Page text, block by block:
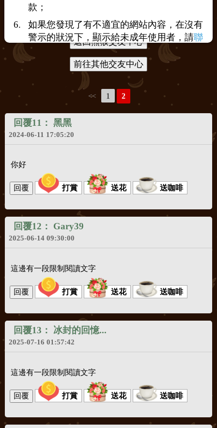
<< 1 2
回覆11： 黑黑
2024-06-11 17:05:20
你好
打賞 送花 送咖啡
回覆12： Gary39
2025-06-14 09:30:00
這邊有一段限制閱讀文字
打賞 送花 送咖啡
回覆13： 冰封的回憶...
2025-07-16 01:57:42
這邊有一段限制閱讀文字
打賞 送花 送咖啡
款；
如果您發現了有不適宜的網站內容，在沒有
警示的狀況下，顯示給未成年使用者，請聯
絡我們
，謝謝您的合作。